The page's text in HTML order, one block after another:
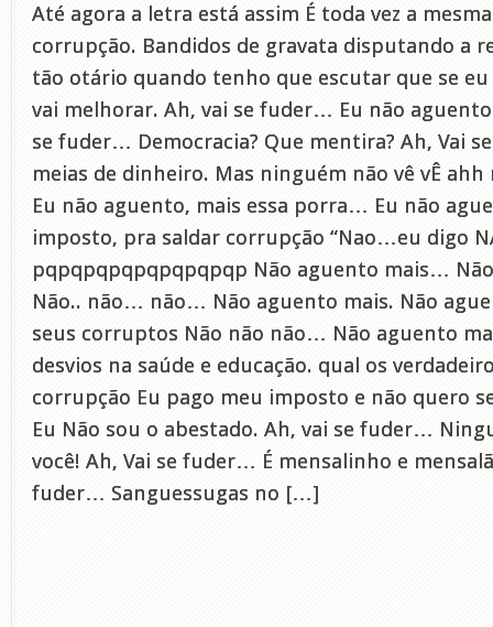
Até agora a letra está assim É toda vez a
corrupção. Bandidos de gravata disputando a
tão otário quando tenho que escutar que se eu
vai melhorar. Ah, vai se fuder… Eu não
se fuder… Democracia? Que mentira? Ah, Vai
meias de dinheiro. Mas ninguém não vê vÊ
Eu não aguento, mais essa porra… Eu não
imposto, pra saldar corrupção “Nao…eu digo
pqpqpqpqpqpqpqpqp Não aguento mais…
Não.. não… não… Não aguento mais. Não
seus corruptos Não não não… Não aguento
desvios na saúde e educação. qual os
corrupção Eu pago meu imposto e não quero
Eu Não sou o abestado. Ah, vai se fuder…
você! Ah, Vai se fuder… É mensalinho e
fuder… Sanguessugas no […]